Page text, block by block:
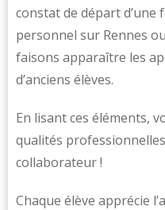
constat de départ
personnel sur Rennes
faisons apparaître les
d’anciens élèves.
En lisant ces éléments,
qualités
collaborateur !
Chaque élève apprécie